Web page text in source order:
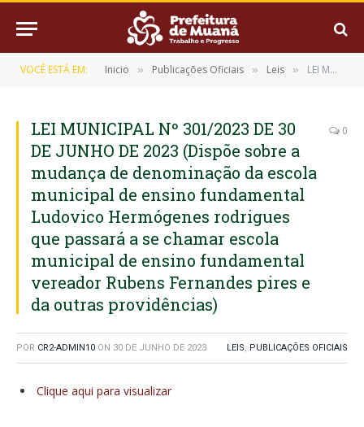
VOCÊ ESTÁ EM: Inicio » Publicações Oficiais » Leis » LEI MUNICIPAL Nº 301/2023 DE 30 DE JUNHO DE 2023 (Dispõe sobre a mudança de denominação da escola municipal de ensino fundamental Ludovico Hermógenes rodrigues que passará a se chamar escola municipal de ensino fundamental vereador Rubens Fernandes pires e da outras providências)
LEI MUNICIPAL Nº 301/2023 DE 30
DE JUNHO DE 2023 (Dispõe sobre a
mudança de denominação da escola
municipal de ensino fundamental
Ludovico Hermógenes rodrigues
que passará a se chamar escola
municipal de ensino fundamental
vereador Rubens Fernandes pires e
da outras providências)
0
POR CR2-ADMIN10 ON 30 DE JUNHO DE 2023 LEIS, PUBLICAÇÕES OFICIAIS
Clique aqui para visualizar